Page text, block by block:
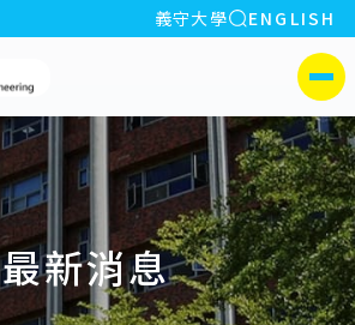
:::
義守大學 全站搜索
ENGLISH
側選單
最新消息